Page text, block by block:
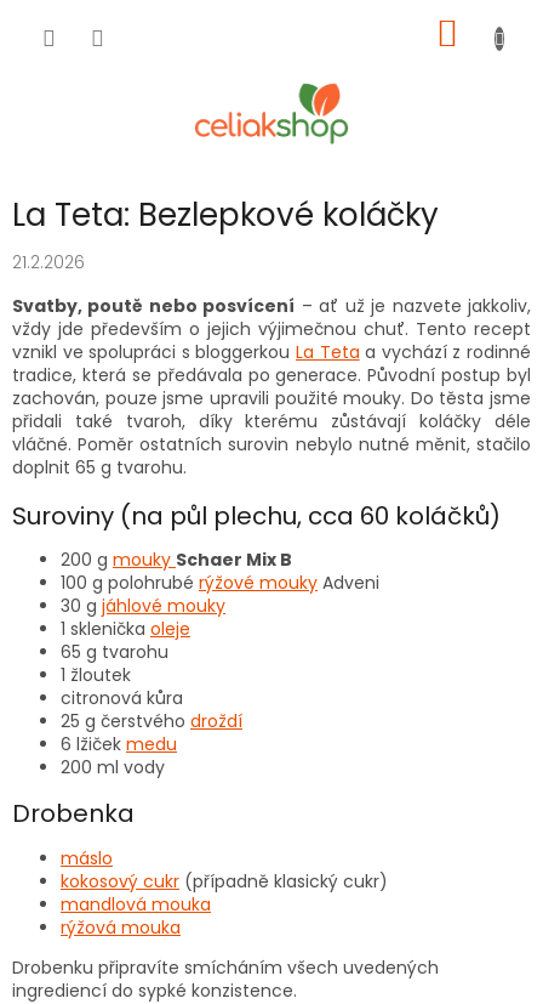
KOŠÍK
La Teta: Bezlepkové koláčky
21.2.2026
Svatby, poutě nebo posvícení – ať už je nazvete jakkoliv,
vždy jde především o jejich výjimečnou chuť. Tento recept
vznikl ve spolupráci s bloggerkou La Teta a vychází z rodinné
tradice, která se předávala po generace. Původní postup byl
zachován, pouze jsme upravili použité mouky. Do těsta jsme
přidali také tvaroh, díky kterému zůstávají koláčky déle
vláčné. Poměr ostatních surovin nebylo nutné měnit, stačilo
doplnit 65 g tvarohu.
Suroviny (na půl plechu, cca 60 koláčků)
200 g mouky Schaer Mix B
100 g polohrubé rýžové mouky Adveni
30 g jáhlové mouky
1 sklenička oleje
65 g tvarohu
1 žloutek
citronová kůra
25 g čerstvého droždí
6 lžiček medu
200 ml vody
Drobenka
máslo
kokosový cukr (případně klasický cukr)
mandlová mouka
rýžová mouka
Drobenku připravíte smícháním všech uvedených
ingrediencí do sypké konzistence.